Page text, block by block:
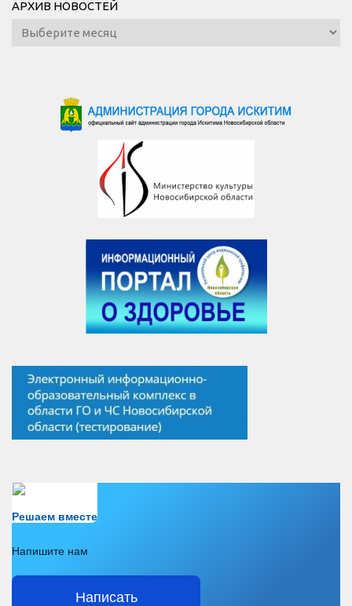
АРХИВ НОВОСТЕЙ
Архив
новостей
Решаем вместе
Напишите нам
Написать